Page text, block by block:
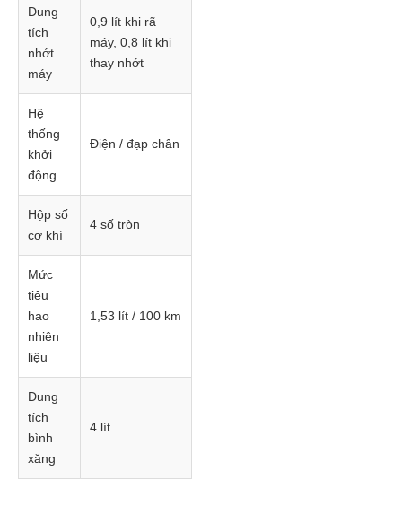
Dung
tích
nhớt
máy
0,9 lít khi rã
máy, 0,8 lít khi
thay nhớt
Hệ
thống
khởi
động
Điện / đạp chân
Hộp số
cơ khí
4 số tròn
Mức
tiêu
hao
nhiên
liệu
1,53 lít / 100 km
Dung
tích
bình
xăng
4 lít